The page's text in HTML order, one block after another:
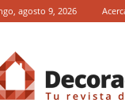
agosto 9, 2026